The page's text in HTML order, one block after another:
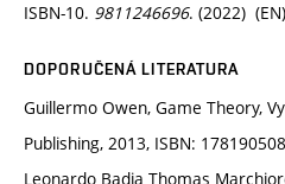
ISBN-10. 9811246696. (2022) (EN)
DOPORUČENÁ LITERATURA
Guillermo Owen, Game Theory,
Publishing, 2013, ISBN:
Leonardo Badia Thomas